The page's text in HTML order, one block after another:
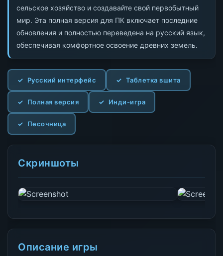
сельское хозяйство и создавайте свой первобытный
мир. Эта полная версия для ПК включает последние
обновления и полностью переведена на русский язык,
обеспечивая комфортное освоение древних земель.
Русский интерфейс Таблетка вшита
Полная версия Инди-игра
Песочница
Скриншоты
Описание игры